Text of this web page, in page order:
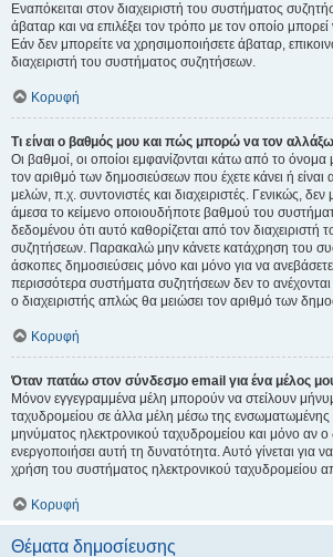
Εναπόκειται στον διαχειριστή του συστήματος
άβαταρ και να επιλέξει τον τρόπο με τον οποίο
Εάν δεν μπορείτε να χρησιμοποιήσετε άβαταρ,
διαχειριστή του συστήματος συζητήσεων.
Κορυφή
Τι είναι ο βαθμός μου και πώς μπορώ να τον
Οι βαθμοί, οι οποίοι εμφανίζονται κάτω από το
τον αριθμό των δημοσιεύσεων που έχετε κάνει ή είναι
μελών, π.χ. συντονιστές και διαχειριστές. Γενικώς, δεν
άμεσα το κείμενο οποιουδήποτε βαθμού του
δεδομένου ότι αυτό καθορίζεται από τον διαχειριστή
συζητήσεων. Παρακαλώ μην κάνετε κατάχρηση του
άσκοπες δημοσιεύσεις μόνο και μόνο για να
περισσότερα συστήματα συζητήσεων δεν το
ο διαχειριστής απλώς θα μειώσει τον αριθμό των
Κορυφή
Όταν πατάω στον σύνδεσμο email για ένα μέλος
Μόνον εγγεγραμμένα μέλη μπορούν να στείλουν
ταχυδρομείου σε άλλα μέλη μέσω της
μηνύματος ηλεκτρονικού ταχυδρομείου και μόνο αν ο
ενεργοποιήσει αυτή τη δυνατότητα. Αυτό γίνεται για
χρήση του συστήματος ηλεκτρονικού ταχυδρομείου
Κορυφή
Θέματα δημοσίευσης